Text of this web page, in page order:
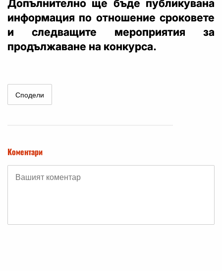
Допълнително ще бъде публикувана
информация по отношение сроковете
и следващите мероприятия за
продължаване на конкурса.
Сподели
Коментари